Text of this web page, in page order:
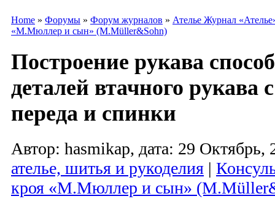
Home » Форумы » Форум журналов » Ателье Журнал
«М.Мюллер и сын» (M.Müller&Sohn)
Построение рукава
деталей втачного рукава
переда и спинки
Автор: hasmikap, дата: 29 Октябрь,
ателье, шитья и рукоделия |
кроя «М.Мюллер и сын»